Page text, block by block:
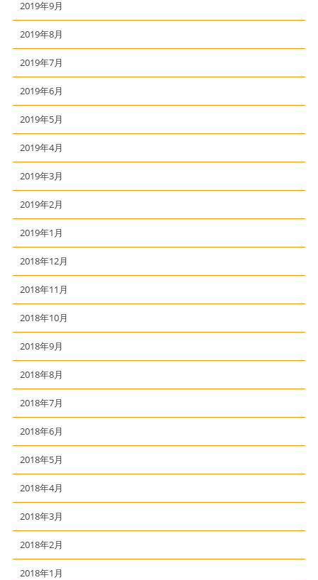
2019年9月
2019年8月
2019年7月
2019年6月
2019年5月
2019年4月
2019年3月
2019年2月
2019年1月
2018年12月
2018年11月
2018年10月
2018年9月
2018年8月
2018年7月
2018年6月
2018年5月
2018年4月
2018年3月
2018年2月
2018年1月